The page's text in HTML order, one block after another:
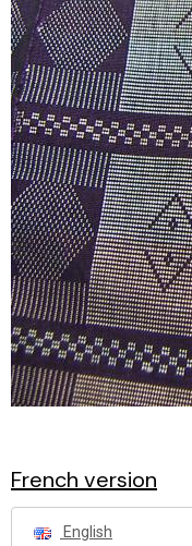
French version
English